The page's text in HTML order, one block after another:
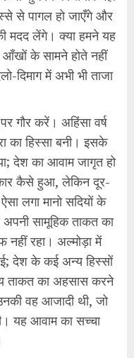
से पागल हो जाएँगे और
मदद लेंगे। क्या हमने यह
के सामने होते नहीं
दिमाग में अभी भी ताजा
गौर करें। अहिंसा वर्ष
का हिस्सा बनी। इसके
देश का आवाम जागृत हो
कैसे हुआ, लेकिन दूर-
लगा मानो सदियों के
सामूहिक ताकत का
नहीं रहा। अल्मोड़ा में
गई; देश के कई अन्य हिस्सों
ताकत का अहसास करने
वह आजादी थी, जो
यह आवाम का सच्चा